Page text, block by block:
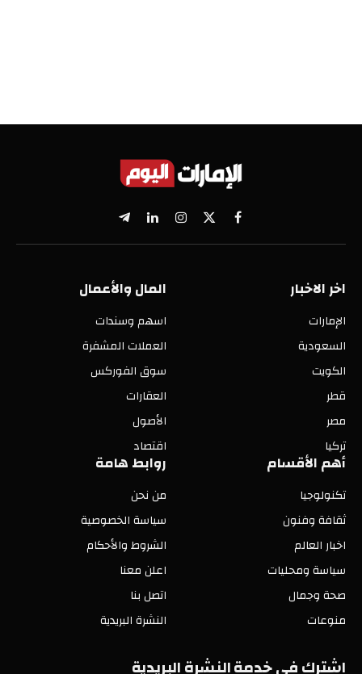
فيسبوك
X
(Twitter)
الانستغراملينكدإنتيلقرام
اخر الاخبار
الإمارات
السعودية
الكويت
قطر
مصر
تركيا
المال والأعمال
اسهم وسندات
العملات المشفرة
سوق الفوركس
العقارات
الأصول
اقتصاد
أهم الأقسام
تكنولوجيا
ثقافة وفنون
اخبار العالم
سياسة ومحليات
صحة وجمال
منوعات
روابط هامة
من نحن
سياسة الخصوصية
الشروط والأحكام
اعلن معنا
اتصل بنا
النشرة البريدية
اشترك في خدمة النشرة البريدية